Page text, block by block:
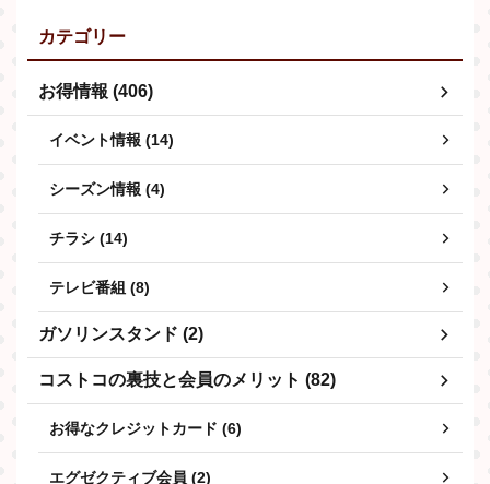
カテゴリー
お得情報 (406)
イベント情報 (14)
シーズン情報 (4)
チラシ (14)
テレビ番組 (8)
ガソリンスタンド (2)
コストコの裏技と会員のメリット (82)
お得なクレジットカード (6)
エグゼクティブ会員 (2)